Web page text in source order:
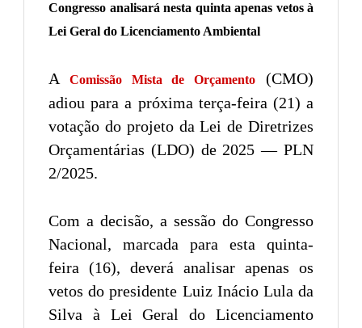
Congresso analisará nesta quinta apenas vetos à
Lei Geral do Licenciamento Ambiental
A Comissão Mista de Orçamento
(CMO)
adiou para a próxima terça-feira (21) a
votação do projeto da Lei de Diretrizes
Orçamentárias (LDO) de 2025 — PLN
2/2025.
Com a decisão, a sessão do Congresso
Nacional, marcada para esta quinta-
feira (16), deverá analisar apenas os
vetos do presidente Luiz Inácio Lula da
Silva à Lei Geral do Licenciamento